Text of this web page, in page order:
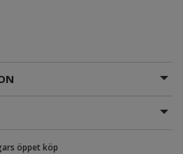
öppet köp